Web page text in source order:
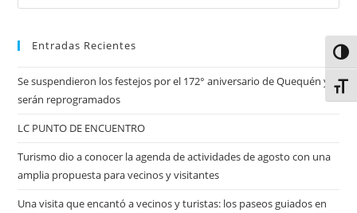
Entradas Recientes
Se suspendieron los festejos por el 172° aniversario de Quequén y
serán reprogramados
LC PUNTO DE ENCUENTRO
Turismo dio a conocer la agenda de actividades de agosto con una
amplia propuesta para vecinos y visitantes
Una visita que encantó a vecinos y turistas: los paseos guiados en